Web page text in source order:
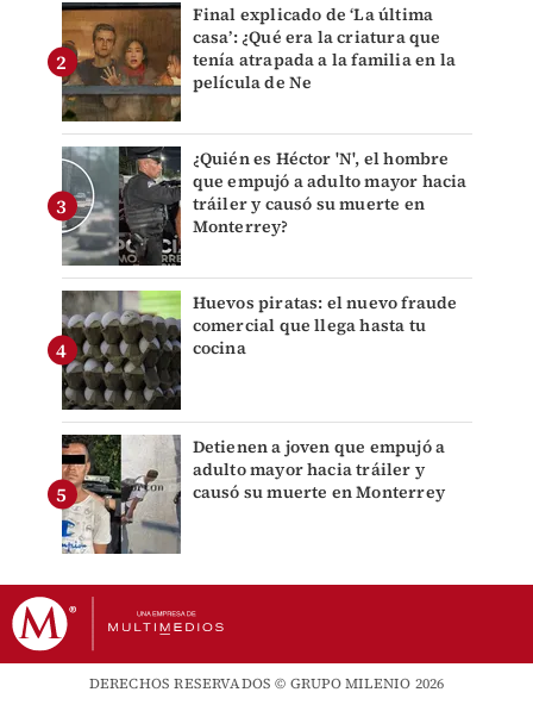
Final explicado de ‘La última
casa’: ¿Qué era la criatura que
tenía atrapada a la familia en la
película de Ne
¿Quién es Héctor 'N', el hombre
que empujó a adulto mayor hacia
tráiler y causó su muerte en
Monterrey?
Huevos piratas: el nuevo fraude
comercial que llega hasta tu
cocina
Detienen a joven que empujó a
adulto mayor hacia tráiler y
causó su muerte en Monterrey
DERECHOS RESERVADOS © GRUPO MILENIO 2026